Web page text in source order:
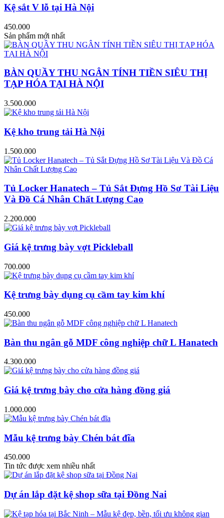
Kệ sắt V lỗ tại Hà Nội
450.000
Sản phẩm mới nhất
BÀN QUẦY THU NGÂN TÍNH TIỀN SIÊU THỊ
TẠP HÓA TẠI HÀ NỘI
3.500.000
Kệ kho trung tải Hà Nội
1.500.000
Tủ Locker Hanatech – Tủ Sắt Đựng Hồ Sơ Tài Liệu
Và Đồ Cá Nhân Chất Lượng Cao
2.200.000
Giá kệ trưng bày vợt Pickleball
700.000
Kệ trưng bày dụng cụ cầm tay kim khí
450.000
Bàn thu ngân gỗ MDF công nghiệp chữ L Hanatech
4.300.000
Giá kệ trưng bày cho cửa hàng đồng giá
1.000.000
Mẫu kệ trưng bày Chén bát đĩa
450.000
Tin tức được xem nhiều nhất
Dự án lắp đặt kệ shop sữa tại Đồng Nai